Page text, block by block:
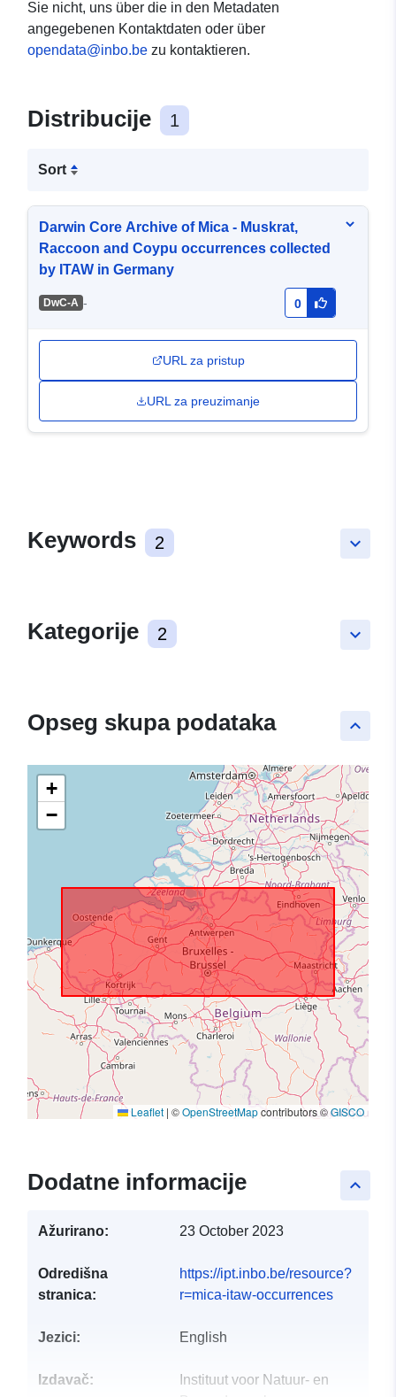
Sie nicht, uns über die in den Metadaten
angegebenen Kontaktdaten oder über
opendata@inbo.be zu kontaktieren.
Distribucije 1
Sort
Darwin Core Archive of Mica - Muskrat,
Raccoon and Coypu occurrences collected
by ITAW in Germany
DwC-A - 0
URL za pristup
URL za preuzimanje
keyboard_arrow_down
Keywords 2
keyboard_arrow_down
Kategorije 2
keyboard_arrow_up
Opseg skupa podataka
+
−
Leaflet | ©OpenStreetMapcontributors ©GISCO
keyboard_arrow_up
Dodatne informacije
Ažurirano: 23 October 2023
Odredišna
stranica:
https://ipt.inbo.be/resource?
r=mica-itaw-occurrences
Jezici: English
Izdavač:
Instituut voor Natuur- en